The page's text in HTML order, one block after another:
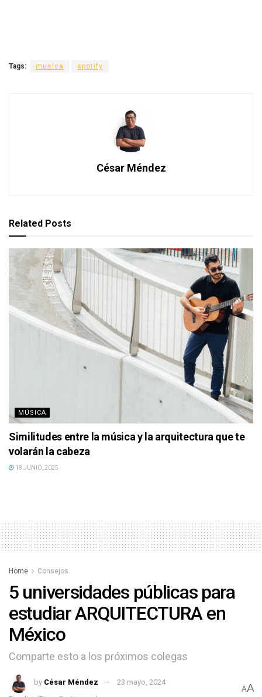
Tags: musica spotify
César Méndez
Related Posts
MÚSICA
Similitudes entre la música y la arquitectura que te
volarán la cabeza
18 JUNIO, 2025
Home Consejos
5 universidades públicas para
estudiar ARQUITECTURA en
México
Comparte esto a los próximos colegas
by César Méndez
23 mayo, 2024
AA